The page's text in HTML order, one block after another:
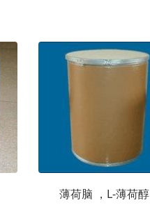
薄荷脑 ，L-薄荷醇